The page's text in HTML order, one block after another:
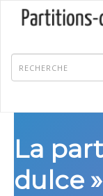
La
dulce »